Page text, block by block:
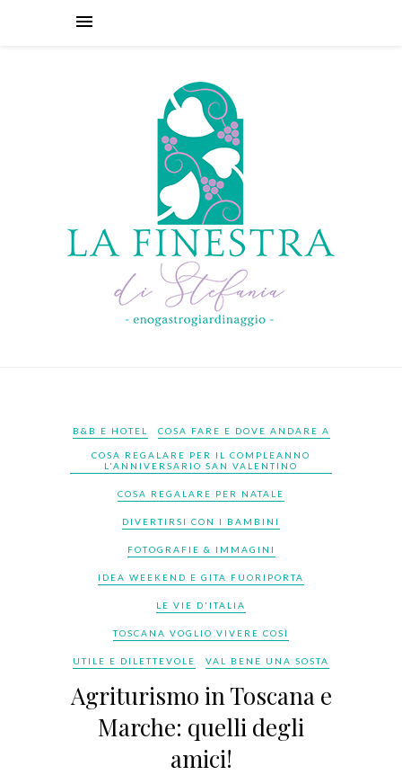
B&B E HOTEL COSA FARE E DOVE ANDARE A
COSA REGALARE PER IL COMPLEANNO
L'ANNIVERSARIO SAN VALENTINO
COSA REGALARE PER NATALE
DIVERTIRSI CON I BAMBINI
FOTOGRAFIE & IMMAGINI
IDEA WEEKEND E GITA FUORIPORTA
LE VIE D'ITALIA
TOSCANA VOGLIO VIVERE COSÌ
UTILE E DILETTEVOLE VAL BENE UNA SOSTA
Agriturismo in Toscana e
Marche: quelli degli
amici!